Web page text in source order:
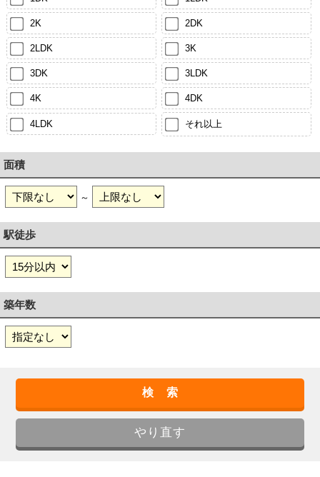
2K 2DK
2LDK 3K
3DK 3LDK
4K 4DK
4LDK それ以上
面積
～
駅徒歩
築年数